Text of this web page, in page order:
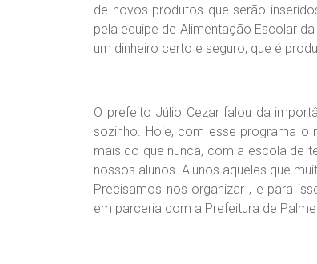
de novos produtos que serão
pela equipe de Alimentação Escolar
um dinheiro certo e seguro, que é
O prefeito Júlio Cezar falou da
sozinho. Hoje, com esse programa
mais do que nunca, com a escola de
nossos alunos. Alunos aqueles que
Precisamos nos organizar , e para
em parceria com a Prefeitura de